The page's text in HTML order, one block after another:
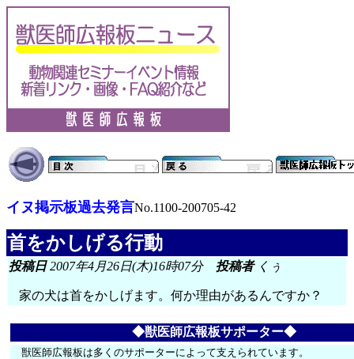
イヌ掲示板過去発言No.1100-200705-42
首をかしげる行動
投稿日2007年4月26日(木)16時07分 投稿者くぅ
家の犬は首をかしげます。何か理由があるんですか？
◆獣医師広報板サポーター◆
獣医師広報板は多くのサポーターによって支えられています。